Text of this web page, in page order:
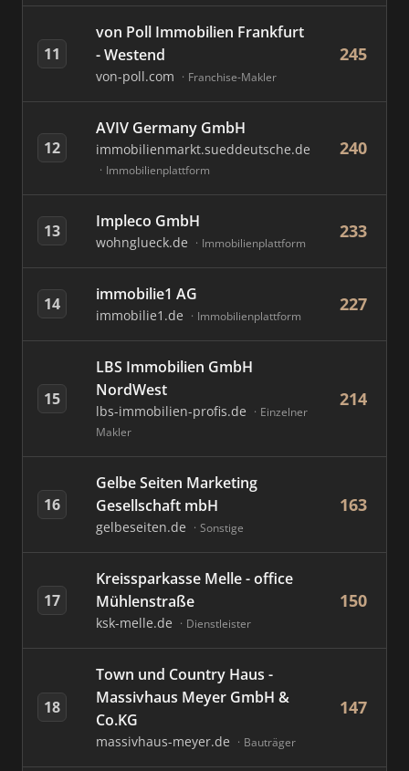
11
von Poll Immobilien Frankfurt
- Westend
von-poll.com Franchise-Makler
245
12
AVIV Germany GmbH
immobilienmarkt.sueddeutsche.de
Immobilienplattform
240
13 Impleco GmbH
wohnglueck.de Immobilienplattform
233
14 immobilie1 AG
immobilie1.de Immobilienplattform
227
15
LBS Immobilien GmbH
NordWest
lbs-immobilien-profis.de
Einzelner
Makler
214
16
Gelbe Seiten Marketing
Gesellschaft mbH
gelbeseiten.de Sonstige
163
17
Kreissparkasse Melle - office
Mühlenstraße
ksk-melle.de Dienstleister
150
18
Town und Country Haus -
Massivhaus Meyer GmbH &
Co.KG
massivhaus-meyer.de Bauträger
147